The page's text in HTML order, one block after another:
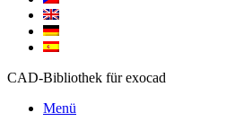
CAD-Bibliothek für exocad
Menü